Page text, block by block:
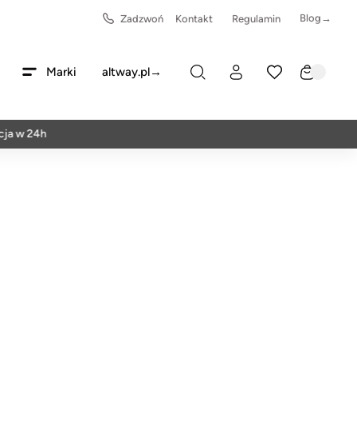
Zadzwoń Kontakt Regulamin Blog→
Marki altway.pl→